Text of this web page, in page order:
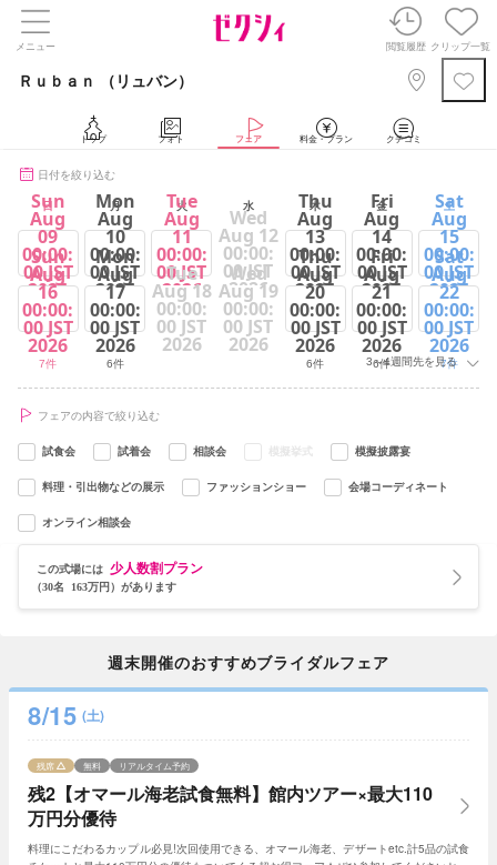
メニュー 閲覧履歴 クリップ一覧
Ｒｕｂａｎ （リュバン）
トップ フォト フェア 料金・プラン クチコミ
日付を絞り込む
日 月 火 水 木 金 土
Sun
Aug
09
00:00:
00 JST
2026
7件
Mon
Aug
10
00:00:
00 JST
2026
6件
Tue
Aug
11
00:00:
00 JST
2026
7件
Wed
Aug 12
00:00:
00 JST
2026
Thu
Aug
13
00:00:
00 JST
2026
6件
Fri
Aug
14
00:00:
00 JST
2026
6件
Sat
Aug
15
00:00:
00 JST
2026
7件
Sun
Aug
16
00:00:
00 JST
2026
7件
Mon
Aug
17
00:00:
00 JST
2026
6件
Tue
Aug 18
00:00:
00 JST
2026
Wed
Aug 19
00:00:
00 JST
2026
Thu
Aug
20
00:00:
00 JST
2026
6件
Fri
Aug
21
00:00:
00 JST
2026
6件
Sat
Aug
22
00:00:
00 JST
2026
7件
3～4週間先を見る
フェアの内容で絞り込む
試食会 試着会 相談会 模擬挙式 模擬披露宴
料理・引出物などの展示 ファッションショー 会場コーディネート
オンライン相談会
この式場には 少人数割プラン
（30名 163万円）があります
週末開催のおすすめブライダルフェア
8/15 (土)
残2【オマール海老試食無料】館内ツアー×最大110
万円分優待
残席 無料 リアルタイム予約
料理にこだわるカップル必見!次回使用できる、オマール海老、デザートetc.計5品の試食